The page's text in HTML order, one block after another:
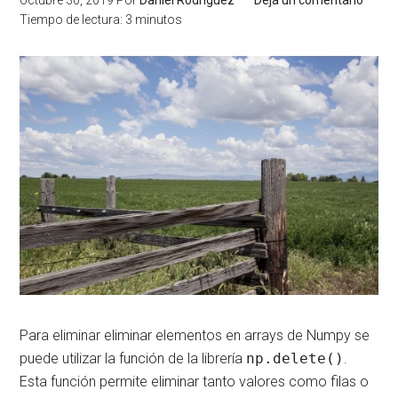
Tiempo de lectura: 3 minutos
Para eliminar eliminar elementos en arrays de Numpy se
puede utilizar la función de la librería np.delete()
Esta función permite eliminar tanto valores como filas o